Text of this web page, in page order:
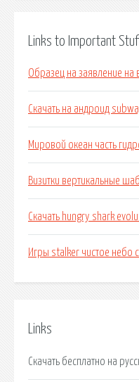
Links to Important
Образец на заявление на
Скачать на андроид
Мировой океан часть
Визитки вертикальные
Скачать hungry shark
Игры stalker чистое небо
Links
Скачать бесплатно на